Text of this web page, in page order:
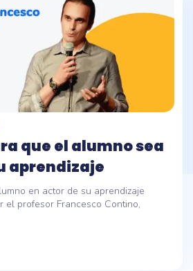
que el alumno sea
aprendizaje
en actor de su aprendizaje
el profesor Francesco Contino,